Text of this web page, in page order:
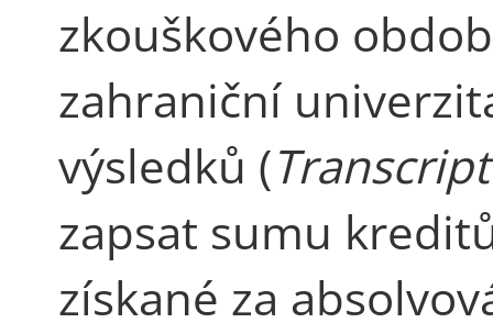
zkouškového
zahraniční
výsledků (
zapsat sumu
získané za